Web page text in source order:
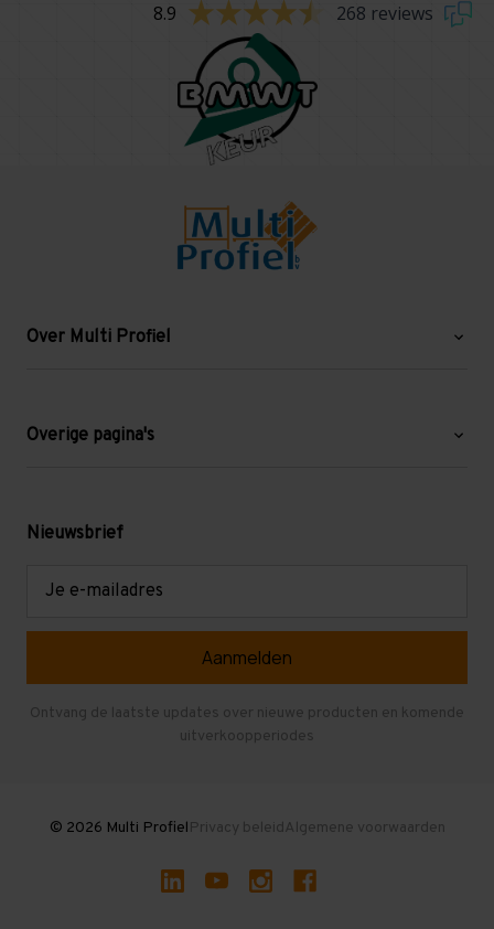
8.9 268 reviews
Over Multi Profiel
Blog
Levering en afhalen
Overige pagina's
Mezzanine
Gebruikte entresolvloeren
Nieuwsbrief
Ontvang de laatste updates over nieuwe producten en komende
uitverkoopperiodes
© 2026 Multi ProfielPrivacy beleidAlgemene voorwaarden